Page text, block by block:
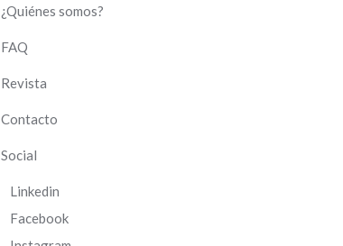
¿Quiénes somos?
FAQ
Revista
Contacto
Social
Linkedin
Facebook